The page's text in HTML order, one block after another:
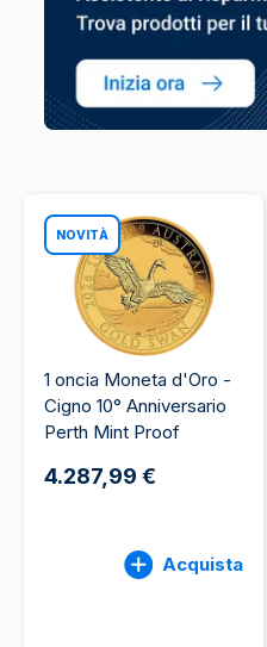
NOVITÀ
1 oncia Moneta d'Oro -
Cigno 10° Anniversario
Perth Mint Proof
4.287,99 €
Acquista